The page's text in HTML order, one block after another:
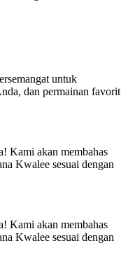
untuk
dan permainan favorit
Kami akan membahas
Kwalee sesuai dengan
Kami akan membahas
Kwalee sesuai dengan